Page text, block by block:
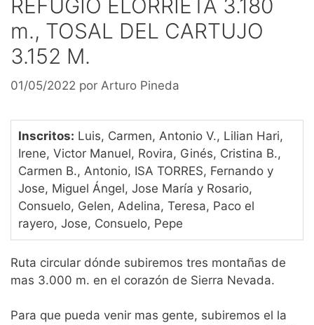
REFUGIO ELORRIETA 3.180
m., TOSAL DEL CARTUJO
3.152 M.
01/05/2022 por Arturo Pineda
Inscritos: Luis, Carmen, Antonio V., Lilian Hari,
Irene, Victor Manuel, Rovira, Ginés, Cristina B.,
Carmen B., Antonio, ISA TORRES, Fernando y
Jose, Miguel Ángel, Jose María y Rosario,
Consuelo, Gelen, Adelina, Teresa, Paco el
rayero, Jose, Consuelo, Pepe
Ruta circular dónde subiremos tres montañas de
mas 3.000 m. en el corazón de Sierra Nevada.
Para que pueda venir mas gente, subiremos el la